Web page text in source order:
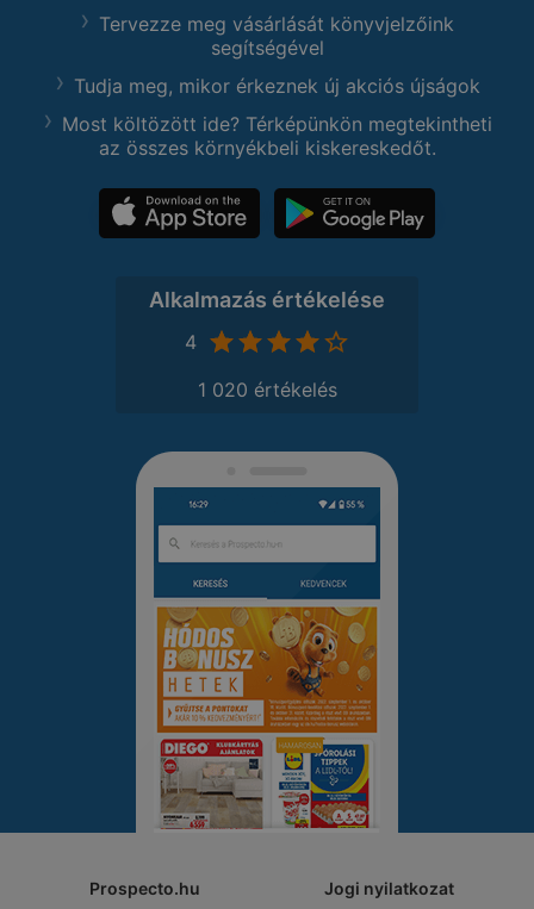
Tervezze meg vásárlását könyvjelzőink
segítségével
Tudja meg, mikor érkeznek új akciós újságok
Most költözött ide? Térképünkön megtekintheti
az összes környékbeli kiskereskedőt.
Alkalmazás értékelése
4
1 020 értékelés
Prospecto.hu Jogi nyilatkozat